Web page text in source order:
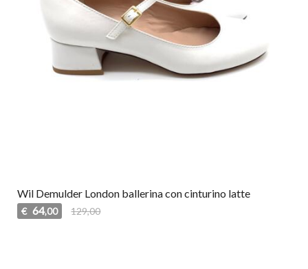
Wil Demulder London ballerina con cinturino latte
€ 64,00 129,00